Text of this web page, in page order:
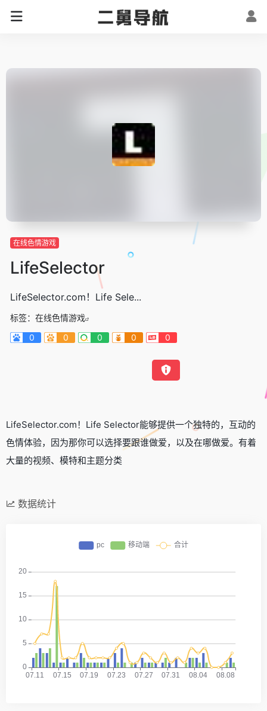
在线色情游戏
LifeSelector
LifeSelector.com！Life Sele...
标签： 在线色情游戏
0
0 0 0 0
LifeSelector.com！Life Selector能够提供一个独特的，互动的
色情体验，因为那你可以选择要跟谁做爱，以及在哪做爱。有着
大量的视频、模特和主题分类
数据统计